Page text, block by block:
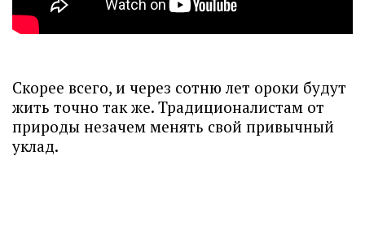
Скорее всего, и через сотню лет ороки будут
жить точно так же. Традиционалистам от
природы незачем менять свой привычный
уклад.